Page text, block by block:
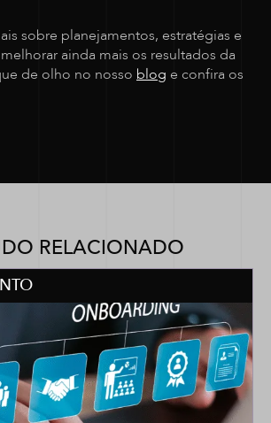
sobre planejamentos, estratégias e
ainda mais os resultados da
de olho no nosso blog e confira os
RELACIONADO